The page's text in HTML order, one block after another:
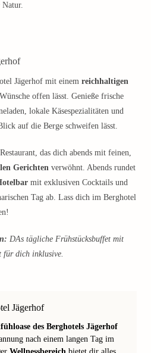
Jägerhof mit einem reichhaltigen
offen lässt. Genieße frische
lokale Käsespezialitäten und
auf die Berge schweifen lässt.
das dich abends mit feinen,
Gerichten verwöhnt. Abends rundet
mit exklusiven Cocktails und
Tag ab. Lass dich im Berghotel
DAs tägliche Frühstücksbuffet mit
für dich inklusive.
Jägerhof
des Berghotels Jägerhof
nach einem langen Tag im